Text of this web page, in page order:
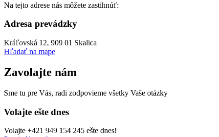
Na tejto adrese nás môžete zastihnúť:
Adresa prevádzky
Kráľovská 12, 909 01 Skalica
Hľadať na mape
Zavolajte nám
Sme tu pre Vás, radi zodpovieme všetky Vaše otázky
Volajte ešte dnes
Volajte +421 949 154 245 ešte dnes!